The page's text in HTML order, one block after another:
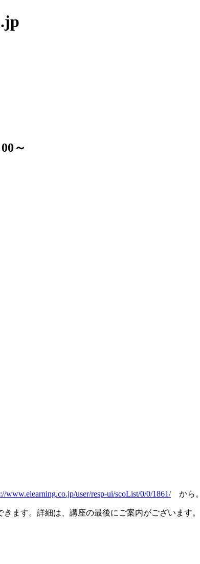
～
www.elearning.co.jp/user/resp-ui/scoList/0/0/1861/から。
ます。詳細は、講座の最後にご案内がございます。